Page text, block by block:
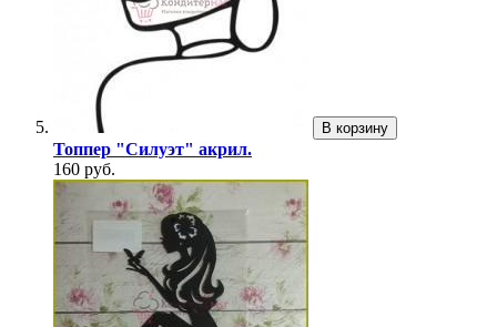
В корзину
Топпер "Силуэт" акрил.
160 руб.